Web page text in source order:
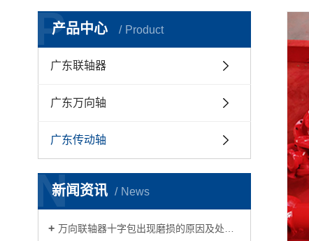
产品中心 Product
P
广东联轴器
广东万向轴
广东传动轴
新闻资讯 News
N
万向联轴器十字包出现磨损的原因及处理以及十字节轴滚针轴承的维护保养